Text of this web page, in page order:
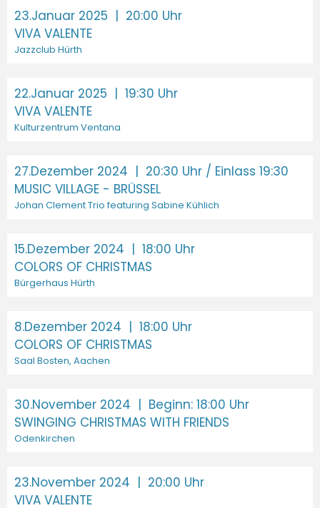
23.Januar 2025 | 20:00 Uhr
VIVA VALENTE
Jazzclub Hürth
22.Januar 2025 | 19:30 Uhr
VIVA VALENTE
Kulturzentrum Ventana
27.Dezember 2024 | 20:30 Uhr / Einlass 19:30
MUSIC VILLAGE - BRÜSSEL
Johan Clement Trio featuring Sabine Kühlich
15.Dezember 2024 | 18:00 Uhr
COLORS OF CHRISTMAS
Bürgerhaus Hürth
8.Dezember 2024 | 18:00 Uhr
COLORS OF CHRISTMAS
Saal Bosten, Aachen
30.November 2024 | Beginn: 18:00 Uhr
SWINGING CHRISTMAS WITH FRIENDS
Odenkirchen
23.November 2024 | 20:00 Uhr
VIVA VALENTE